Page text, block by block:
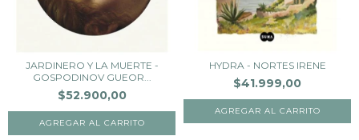
JARDINERO Y LA MUERTE -
GOSPODINOV GUEOR...
$52.900,00
HYDRA - NORTES IRENE
$41.999,00